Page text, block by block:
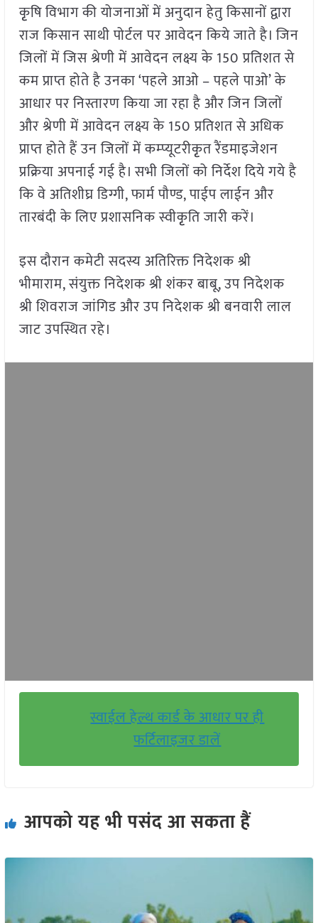
कृृषि विभाग की योजनाओं में अनुदान हेतु किसानों द्वारा
राज किसान साथी पोर्टल पर आवेदन किये जाते है। जिन
जिलों में जिस श्रेणी में आवेदन लक्ष्य के 150 प्रतिशत से
कम प्राप्त होते है उनका ‘पहले आओ – पहले पाओ’ के
आधार पर निस्तारण किया जा रहा है और जिन जिलों
और श्रेणी में आवेदन लक्ष्य के 150 प्रतिशत से अधिक
प्राप्त होते हैं उन जिलों में कम्प्यूटरीकृृत रैंडमाइजेशन
प्रक्रिया अपनाई गई है। सभी जिलों को निर्देश दिये गये है
कि वे अतिशीघ्र डिग्गी, फार्म पौण्ड, पाईप लाईन और
तारबंदी के लिए प्रशासनिक स्वीकृृति जारी करें।
इस दौरान कमेटी सदस्य अतिरिक्त निदेशक श्री
भीमाराम, संयुक्त निदेशक श्री शंकर बाबू, उप निदेशक
श्री शिवराज जांगिड और उप निदेशक श्री बनवारी लाल
जाट उपस्थित रहे।
स्वाईल हेल्थ कार्ड के आधार पर ही
फर्टिलाइजर डालें
आपको यह भी पसंद आ सकता हैं